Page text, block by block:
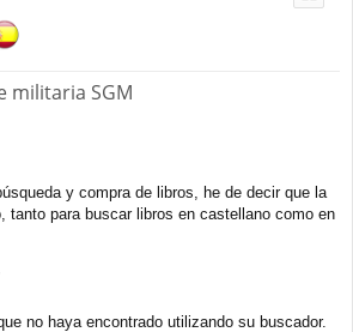
militaria SGM
y compra de libros, he de decir que la
tanto para buscar libros en castellano como en
no haya encontrado utilizando su buscador.